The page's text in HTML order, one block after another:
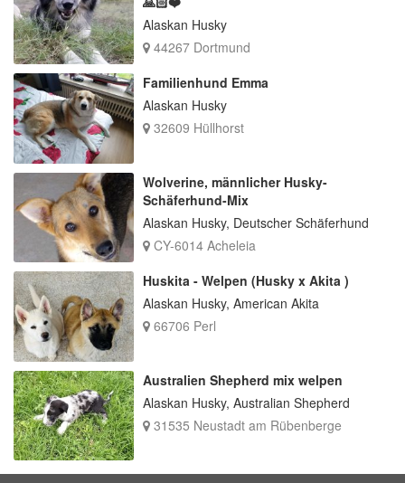
Alaskan Husky
44267 Dortmund
Familienhund Emma
Alaskan Husky
32609 Hüllhorst
Wolverine, männlicher Husky-
Schäferhund-Mix
Alaskan Husky, Deutscher Schäferhund
CY-6014 Acheleia
Huskita - Welpen (Husky x Akita )
Alaskan Husky, American Akita
66706 Perl
Australien Shepherd mix welpen
Alaskan Husky, Australian Shepherd
31535 Neustadt am Rübenberge